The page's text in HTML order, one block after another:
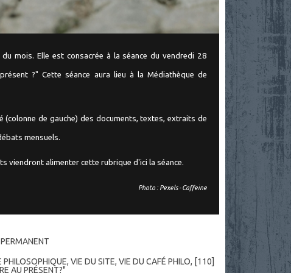
mois. Elle est consacrée à la séance du vendredi 28
?" Cette séance aura lieu à la Médiathèque de
(colonne de gauche) des documents, textes, extraits de
mensuels.
viendront alimenter cette rubrique d'ici la séance.
Photo : Pexels - Caffeine
PHILOSOPHIQUE, VIE DU SITE, VIE DU CAFÉ PHILO, [110]
AU PRÉSENT?"